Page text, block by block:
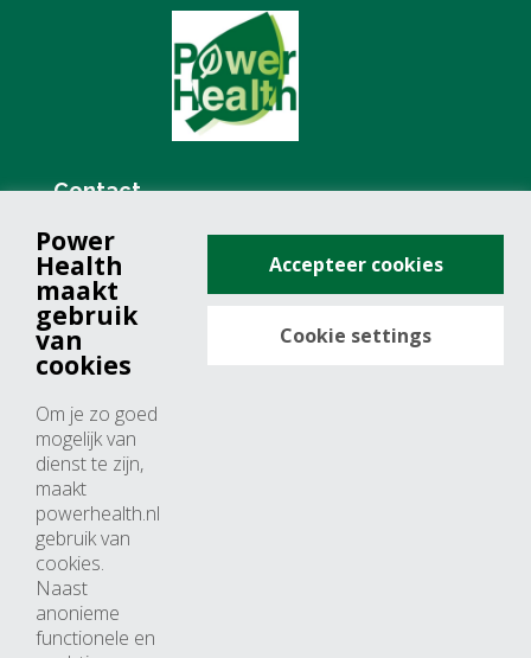
Contact
+31 (0)76 571 19 68
info@powerhealth.nl
Adresse
4817 ZH breda
Nederland
Horaires d’ouvertures
Du lundi au jeudi: 09:00 – 17:00
Vendredi: 09:00 – 15:00
Power
Health
maakt
gebruik
van
cookies
Om je zo goed
mogelijk van
dienst te zijn,
maakt
powerhealth.nl
gebruik van
cookies.
Naast
anonieme
functionele en
Accepteer cookies
Cookie settings